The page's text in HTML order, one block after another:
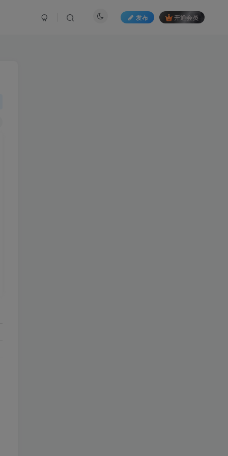
发布 开通会员